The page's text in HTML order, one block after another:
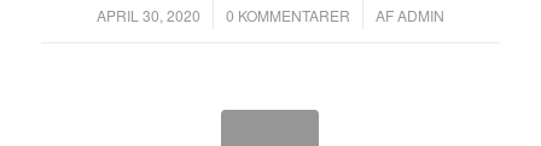
APRIL 30, 2020
/ 0 KOMMENTARER
/ AFADMIN